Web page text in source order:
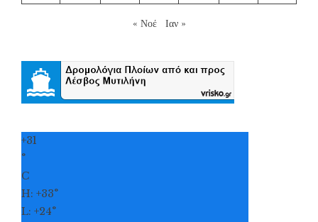
« Νοέ Ιαν »
+31
°
C
H: +33°
L: +24°